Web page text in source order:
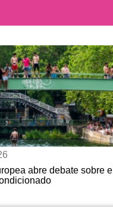
abre debate sobre el